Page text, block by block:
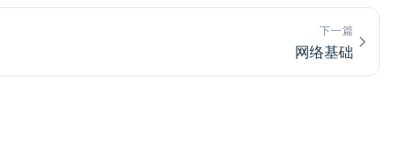
下一篇
网络基础